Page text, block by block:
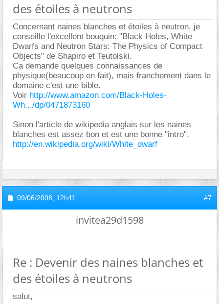
des étoiles à neutrons
Concernant naines blanches et étoiles à neutron, je
conseille l'excellent bouquin: "Black Holes, White
Dwarfs and Neutron Stars: The Physics of Compact
Objects" de Shapiro et Teutolski.
Ca demande quelques connaissances de
physique(beaucoup en fait), mais franchement dans le
domaine c'est une bible.
Voir http://www.amazon.com/Black-Holes-
Wh.../dp/0471873160
Sinon l'article de wikipedia anglais sur les naines
blanches est assez bon et est une bonne "intro".
http://en.wikipedia.org/wiki/White_dwarf
09/06/2008, 12h41 #7
invitea29d1598
Re : Devenir des naines blanches et
des étoiles à neutrons
salut,